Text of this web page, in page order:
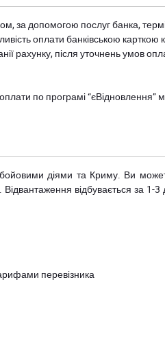
за допомогою послуг банка,
оплати банківською карткою
рахунку, після уточнень умов
по програмі
бойовими діями та Криму. Ви
відбувається за 1-
перевізника